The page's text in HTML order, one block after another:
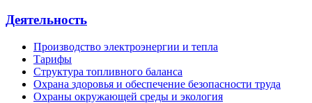
Деятельность
Производство электроэнергии и тепла
Тарифы
Структура топливного баланса
Охрана здоровья и обеспечение безопасности труда
Охраны окружающей среды и экология